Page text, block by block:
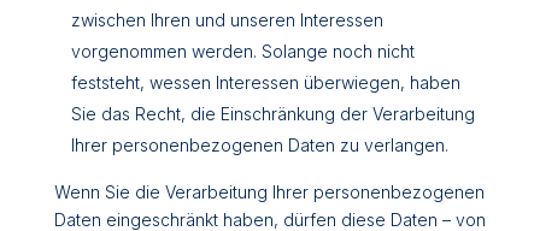
zwischen Ihren und unseren Interessen
vorgenommen werden. Solange noch nicht
feststeht, wessen Interessen überwiegen, haben
Sie das Recht, die Einschränkung der Verarbeitung
Ihrer personenbezogenen Daten zu verlangen.
Wenn Sie die Verarbeitung Ihrer personenbezogenen
Daten eingeschränkt haben, dürfen diese Daten – von